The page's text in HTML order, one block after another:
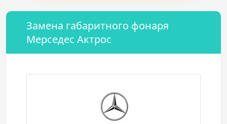
Замена габаритного фонаря
Мерседес Актрос